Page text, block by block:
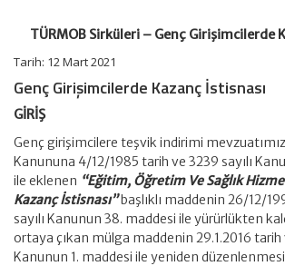
TÜRMOB Sirküleri – Genç Girişimcilerde
Tarih: 12 Mart 2021
Genç Girişimcilerde Kazanç İstisnası
GİRİŞ
Genç girişimcilere teşvik indirimi
Kanununa 4/12/1985 tarih ve 3239 sayılı
ile eklenen “Eğitim, Öğretim Ve Sağlık
Kazanç İstisnası”başlıklı maddenin 26/12/
sayılı Kanunun 38. maddesi ile yürürlükten
ortaya çıkan mülga maddenin 29.1.2016 tarih
Kanunun 1. maddesi ile yeniden